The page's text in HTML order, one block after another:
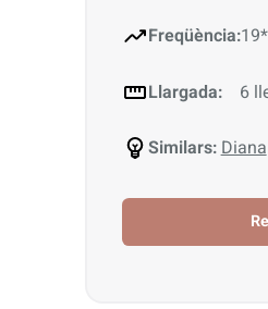
Freqüència:19*
Llargada: 6
Similars: Diana